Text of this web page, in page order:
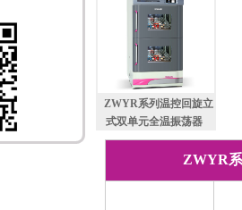
ZWYR系列温控回旋立
式双单元全温振荡器
ZWYR